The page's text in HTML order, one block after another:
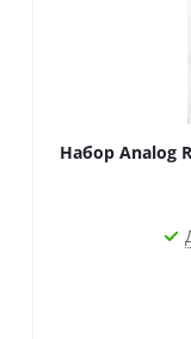
Набор Analog